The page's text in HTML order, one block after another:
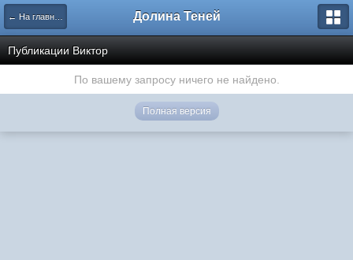
← На главную Долина Теней
Публикации Виктор
По вашему запросу ничего не найдено.
Полная версия